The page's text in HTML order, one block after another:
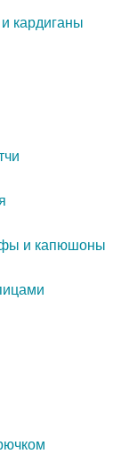
кардиганы
и капюшоны